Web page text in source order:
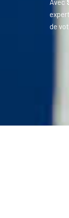
Avec
de